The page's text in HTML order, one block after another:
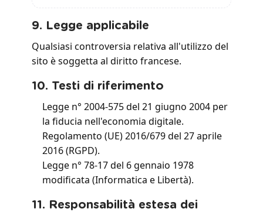
9. Legge applicabile
Qualsiasi controversia relativa all'utilizzo del
sito è soggetta al diritto francese.
10. Testi di riferimento
Legge n° 2004-575 del 21 giugno 2004 per
la fiducia nell'economia digitale.
Regolamento (UE) 2016/679 del 27 aprile
2016 (RGPD).
Legge n° 78-17 del 6 gennaio 1978
modificata (Informatica e Libertà).
11. Responsabilità estesa dei